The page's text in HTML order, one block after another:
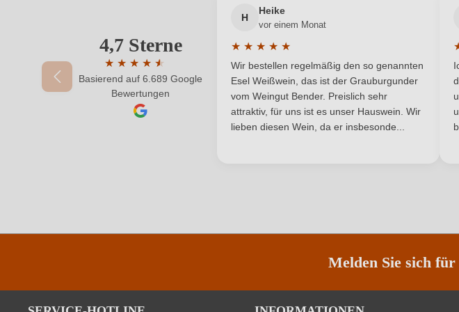
Säuregehalt in g/L 6,5 g/L
Weinart
Kohlenhydrate
Ihre E-Mail-Adresse
Ihr Passwort
4,7 Sterne
★ ★ ★ ★ ★
★
Durchschnittliche Bewertung von 4.7 von 5 Sternen
Basierend auf 6.689 Google
Bewertungen
H
Heike
vor einem Monat
★ ★ ★ ★ ★
Durchschnittliche Bewertung von 5 von 5
Wir bestellen regelmäßig den so genannten
Esel Weißwein, das ist der Grauburgunder
vom Weingut Bender. Preislich sehr
attraktiv, für uns ist es unser Hauswein. Wir
lieben diesen Wein, da er insbesonde...
Melden Sie sich